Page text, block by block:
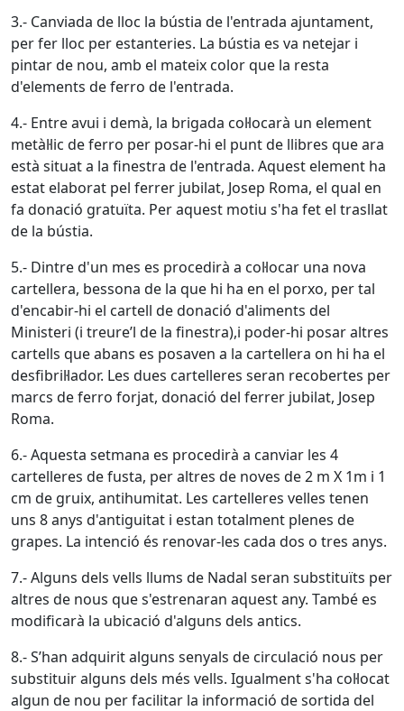
3.- Canviada de lloc la bústia de l'entrada ajuntament,
per fer lloc per estanteries. La bústia es va netejar i
pintar de nou, amb el mateix color que la resta
d'elements de ferro de l'entrada.
4.- Entre avui i demà, la brigada col·locarà un element
metàl·lic de ferro per posar-hi el punt de llibres que ara
està situat a la finestra de l'entrada. Aquest element ha
estat elaborat pel ferrer jubilat, Josep Roma, el qual en
fa donació gratuïta. Per aquest motiu s'ha fet el trasllat
de la bústia.
5.- Dintre d'un mes es procedirà a col·locar una nova
cartellera, bessona de la que hi ha en el porxo, per tal
d'encabir-hi el cartell de donació d'aliments del
Ministeri (i treure’l de la finestra),i poder-hi posar altres
cartells que abans es posaven a la cartellera on hi ha el
desfibril·lador. Les dues cartelleres seran recobertes per
marcs de ferro forjat, donació del ferrer jubilat, Josep
Roma.
6.- Aquesta setmana es procedirà a canviar les 4
cartelleres de fusta, per altres de noves de 2 m X 1m i 1
cm de gruix, antihumitat. Les cartelleres velles tenen
uns 8 anys d'antiguitat i estan totalment plenes de
grapes. La intenció és renovar-les cada dos o tres anys.
7.- Alguns dels vells llums de Nadal seran substituïts per
altres de nous que s'estrenaran aquest any. També es
modificarà la ubicació d'alguns dels antics.
8.- S’han adquirit alguns senyals de circulació nous per
substituir alguns dels més vells. Igualment s'ha col·locat
algun de nou per facilitar la informació de sortida del